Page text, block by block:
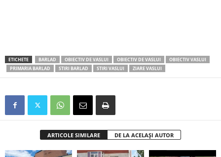
ETICHETE BARLAD OBIECTIV DE VASLUI OBIECTIV DE VASLUI
OBIECTIV VASLUI
PRIMARIA BARLAD
STIRI BARLAD STIRI VASLUI ZIARE VASLUI
ARTICOLE SIMILARE DE LA ACELAȘI AUTOR